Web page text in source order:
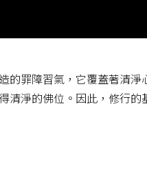
的罪障習氣，它覆蓋著清
淨的佛位。因此，修行的